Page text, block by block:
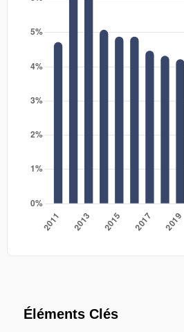
Éléments Clés